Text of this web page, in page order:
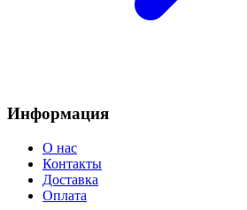
Информация
О нас
Контакты
Доставка
Оплата